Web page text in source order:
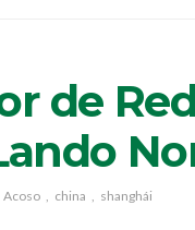
de
Acoso china shanghái